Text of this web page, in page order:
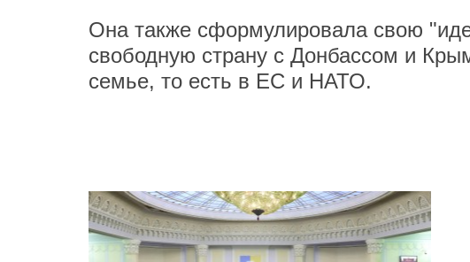
Она также сформулировала свою
свободную страну с Донбассом и
семье, то есть в ЕС и НАТО.